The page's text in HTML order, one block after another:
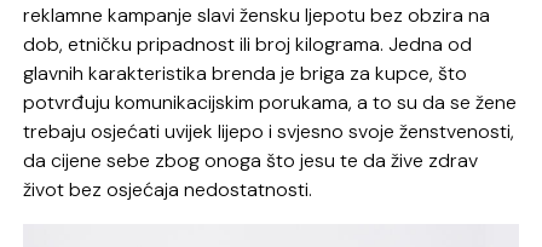
reklamne kampanje slavi žensku ljepotu bez obzira na
dob, etničku pripadnost ili broj kilograma. Jedna od
glavnih karakteristika brenda je briga za kupce, što
potvrđuju komunikacijskim porukama, a to su da se žene
trebaju osjećati uvijek lijepo i svjesno svoje ženstvenosti,
da cijene sebe zbog onoga što jesu te da žive zdrav
život bez osjećaja nedostatnosti.